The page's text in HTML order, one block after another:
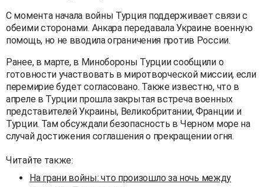
С момента начала войны Турция поддерживает связи с
обеими сторонами. Анкара передавала Украине военную
помощь, но не вводила ограничения против России.
Ранее, в марте, в Минобороны Турции сообщили о
готовности участвовать в миротворческой миссии, если
перемирие будет согласовано. Также известно, что в
апреле в Турции прошла закрытая встреча военных
представителей Украины, Великобритании, Франции и
Турции. Там обсуждали безопасность в Черном море на
случай достижения соглашения о прекращении огня.
Читайте также:
На грани войны: что произошло за ночь между